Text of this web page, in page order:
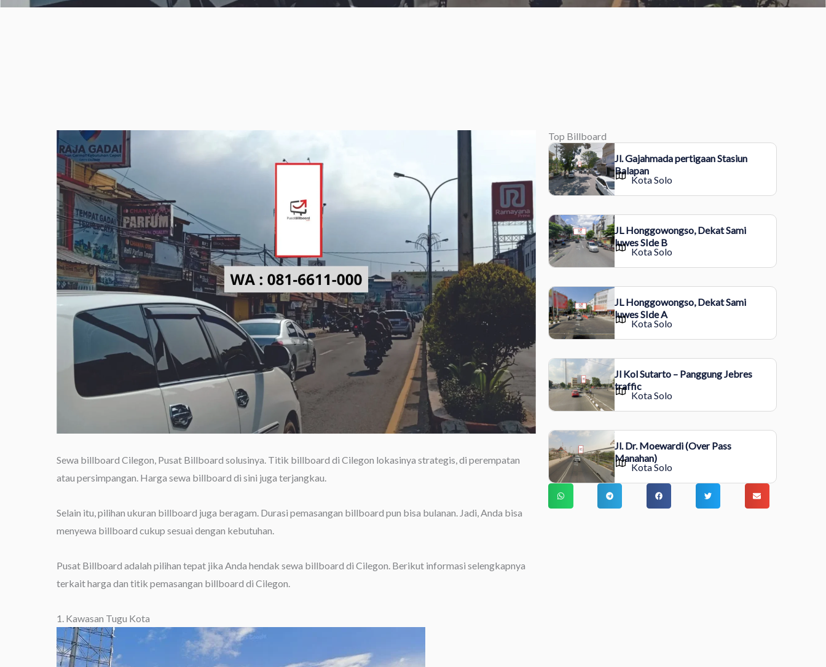
Sewa billboard Cilegon, Pusat Billboard solusinya. Titik billboard di Cilegon lokasinya strategis, di perempatan
atau persimpangan. Harga sewa billboard di sini juga terjangkau.
Selain itu, pilihan ukuran billboard juga beragam. Durasi pemasangan billboard pun bisa bulanan. Jadi, Anda bisa
menyewa billboard cukup sesuai dengan kebutuhan.
Pusat Billboard adalah pilihan tepat jika Anda hendak sewa billboard di Cilegon. Berikut informasi selengkapnya
terkait harga dan titik pemasangan billboard di Cilegon.
1. Kawasan Tugu Kota
Top Billboard
Jl. Gajahmada pertigaan Stasiun
Balapan
Kota Solo
JL Honggowongso, Dekat Sami
luwes SIde B
Kota Solo
JL Honggowongso, Dekat Sami
luwes SIde A
Kota Solo
Jl Kol Sutarto – Panggung Jebres
traffic
Kota Solo
Jl. Dr. Moewardi (Over Pass
Manahan)
Kota Solo